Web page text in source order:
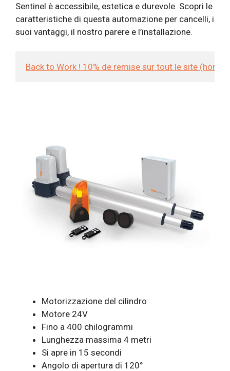
Sentinel è accessibile, estetica e durevole. Scopri le
caratteristiche di questa automazione per cancelli, i
suoi vantaggi, il nostro parere e l’installazione.
Back to Work ! 10% de remise sur tout le site (hors
Motorizzazione del cilindro
Motore 24V
Fino a 400 chilogrammi
Lunghezza massima 4 metri
Si apre in 15 secondi
Angolo di apertura di 120°